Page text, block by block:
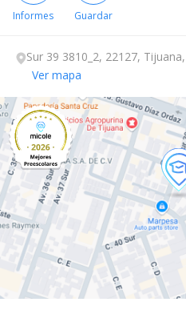
Informes Guardar
Sur 39 3810_2, 22127,
Ver mapa